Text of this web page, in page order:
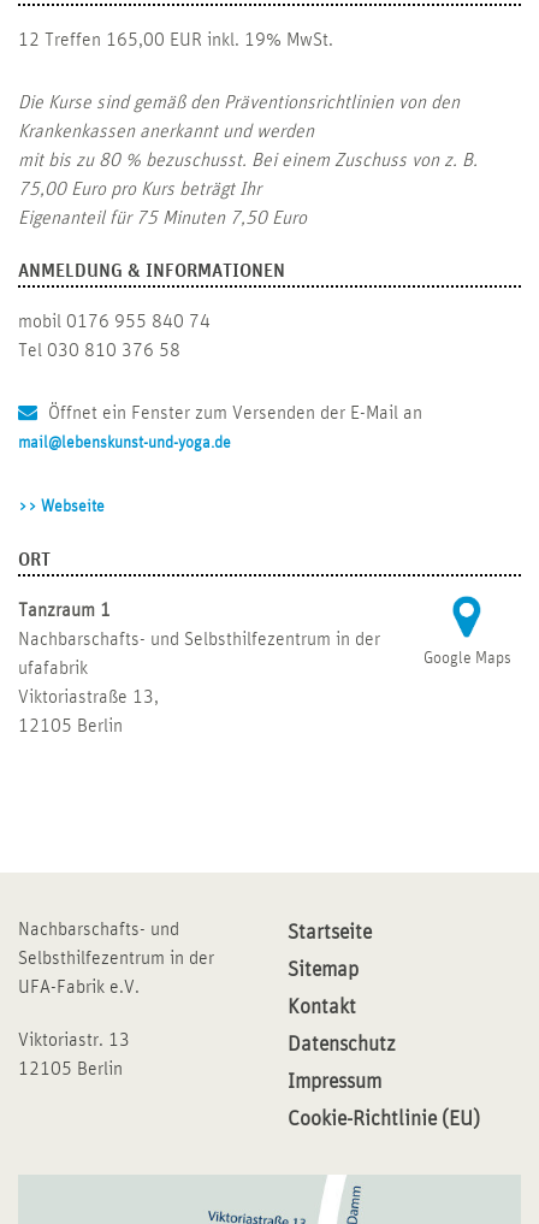
12 Treffen 165,00 EUR inkl. 19% MwSt.
Die Kurse sind gemäß den Präventionsrichtlinien von den
Krankenkassen anerkannt und werden
mit bis zu 80 % bezuschusst. Bei einem Zuschuss von z. B.
75,00 Euro pro Kurs beträgt Ihr
Eigenanteil für 75 Minuten 7,50 Euro
ANMELDUNG & INFORMATIONEN
mobil 0176 955 840 74
Tel 030 810 376 58
Öffnet ein Fenster zum Versenden der E-Mail an
mail@lebenskunst-und-yoga.de
>> Webseite
ORT
Google Maps
Tanzraum 1
Nachbarschafts- und Selbsthilfezentrum in der
ufafabrik
Viktoriastraße 13,
12105 Berlin
Nachbarschafts- und
Selbsthilfezentrum in der
UFA-Fabrik e.V.
Viktoriastr. 13
12105 Berlin
Startseite
Sitemap
Kontakt
Datenschutz
Impressum
Cookie-Richtlinie (EU)